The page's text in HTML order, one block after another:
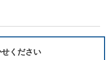
ください